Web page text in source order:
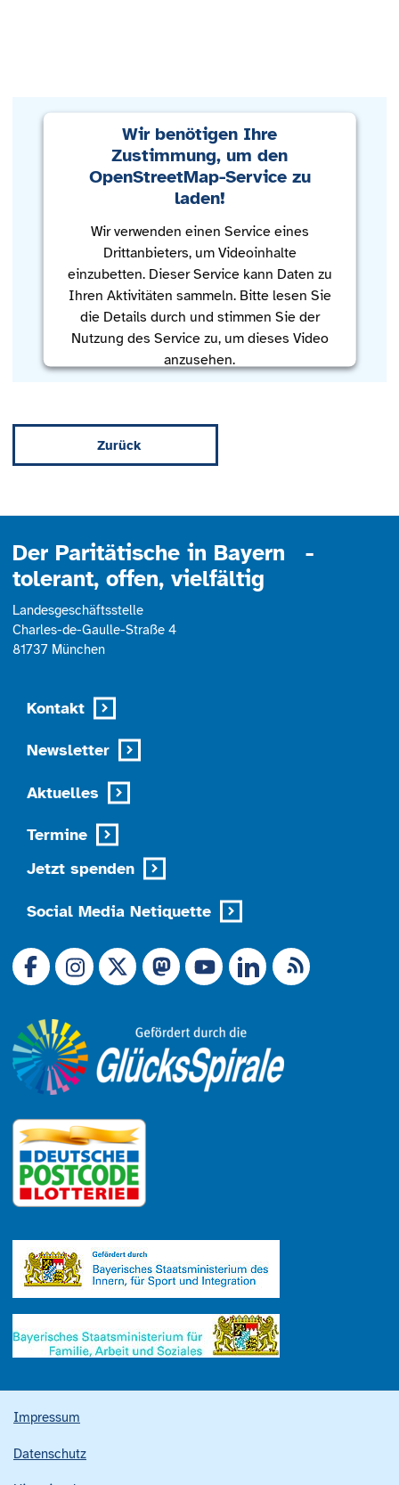
Wir benötigen Ihre
Zustimmung, um den
OpenStreetMap-Service zu
laden!
Wir verwenden einen Service eines
Drittanbieters, um Videoinhalte
einzubetten. Dieser Service kann Daten zu
Ihren Aktivitäten sammeln. Bitte lesen Sie
die Details durch und stimmen Sie der
Nutzung des Service zu, um dieses Video
anzusehen.
Management Platform
Zurück
Der Paritätische in Bayern -
tolerant, offen, vielfältig
Landesgeschäftsstelle
Charles-de-Gaulle-Straße 4
81737 München
Kontakt
Newsletter
Aktuelles
Termine
Jetzt spenden
Social Media Netiquette
Link zu X (Ex-Twitter)
RSS-Feed
Impressum
Datenschutz